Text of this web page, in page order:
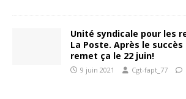
Unité syndicale pour les
La Poste. Après le succès
remet ça le 22 juin!
9 juin 2021 Cgt-fapt_77